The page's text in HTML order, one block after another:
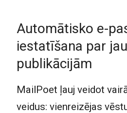
Automātisko e-
iestatīšana par
publikācijām
MailPoet ļauj veidot
veidus: vienreizējas